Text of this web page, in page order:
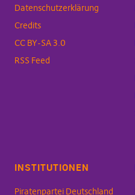
Datenschutzerklärung
Credits
CC BY-SA 3.0
RSS Feed
INSTITUTIONEN
Piratenpartei Deutschland